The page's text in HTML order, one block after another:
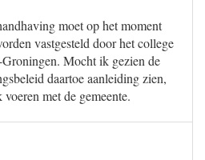
moet op het moment
vastgesteld door het college
Mocht ik gezien de
daartoe aanleiding zien,
met de gemeente.